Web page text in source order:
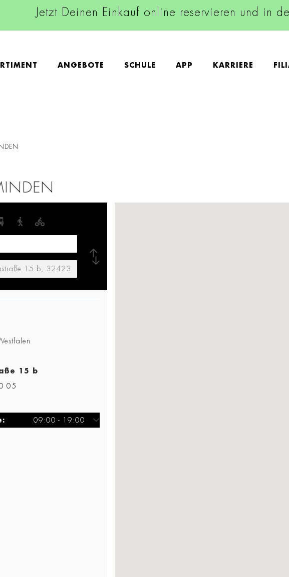
Jetzt Deinen Einkauf online reservieren und in
ANGEBOTE SCHULE APP KARRIERE
15 b
05
09:00 - 19:00